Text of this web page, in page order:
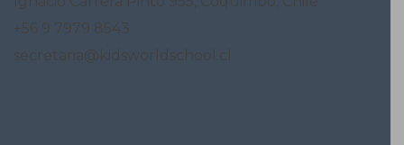
+56 9 7979 8543
secretaria@kidsworldschool.cl